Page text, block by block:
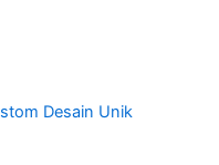
Desain Unik